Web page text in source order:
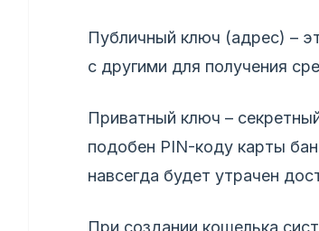
Публичный ключ (адрес) –
с другими для получения
Приватный ключ –
подобен PIN-коду карты
навсегда будет утрачен
При создании кошелька